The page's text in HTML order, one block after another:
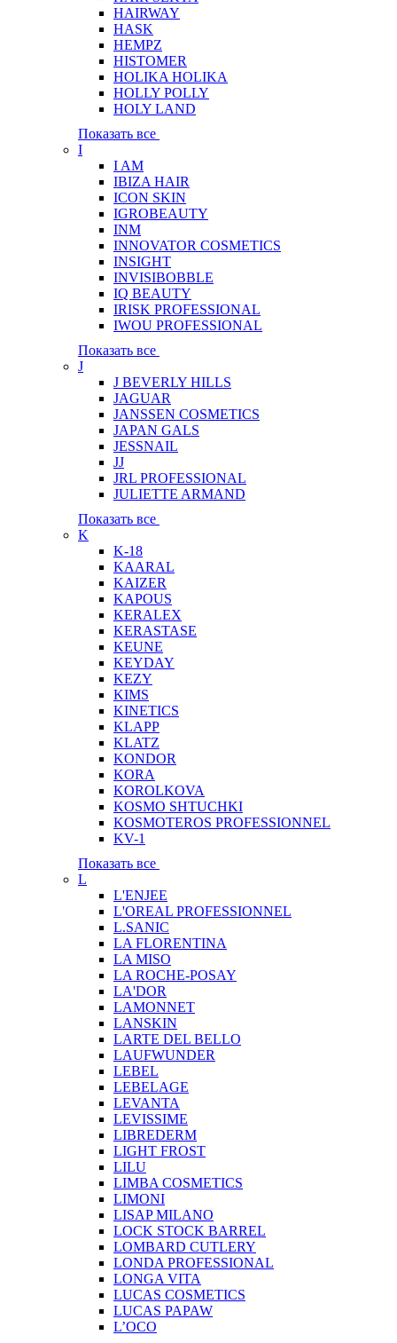
HAIRWAY
HASK
HEMPZ
HISTOMER
HOLIKA HOLIKA
HOLLY POLLY
HOLY LAND
Показать все
I
I AM
IBIZA HAIR
ICON SKIN
IGROBEAUTY
INM
INNOVATOR COSMETICS
INSIGHT
INVISIBOBBLE
IQ BEAUTY
IRISK PROFESSIONAL
IWOU PROFESSIONAL
Показать все
J
J BEVERLY HILLS
JAGUAR
JANSSEN COSMETICS
JAPAN GALS
JESSNAIL
JJ
JRL PROFESSIONAL
JULIETTE ARMAND
Показать все
K
K-18
KAARAL
KAIZER
KAPOUS
KERALEX
KERASTASE
KEUNE
KEYDAY
KEZY
KIMS
KINETICS
KLAPP
KLATZ
KONDOR
KORA
KOROLKOVA
KOSMO SHTUCHKI
KOSMOTEROS PROFESSIONNEL
KV-1
Показать все
L
L'ENJEE
L'OREAL PROFESSIONNEL
L.SANIC
LA FLORENTINA
LA MISO
LA ROCHE-POSAY
LA'DOR
LAMONNET
LANSKIN
LARTE DEL BELLO
LAUFWUNDER
LEBEL
LEBELAGE
LEVANTA
LEVISSIME
LIBREDERM
LIGHT FROST
LILU
LIMBA COSMETICS
LIMONI
LISAP MILANO
LOCK STOCK BARREL
LOMBARD CUTLERY
LONDA PROFESSIONAL
LONGA VITA
LUCAS COSMETICS
LUCAS PAPAW
L’OCO